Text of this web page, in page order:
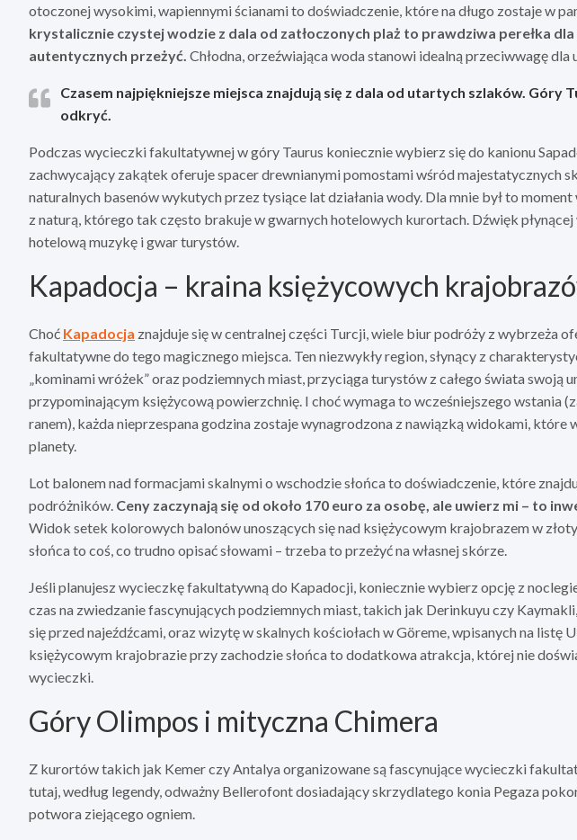
otoczonej wysokimi, wapiennymi ścianami to doświadczenie, które na długo zostaje w
krystalicznie czystej wodzie z dala od zatłoczonych plaż to prawdziwa perełka
autentycznych przeżyć. Chłodna, orzeźwiająca woda stanowi idealną przeciwwagę dla
Czasem najpiękniejsze miejsca znajdują się z dala od utartych szlaków.
odkryć.
Podczas wycieczki fakultatywnej w góry Taurus koniecznie wybierz się do kanionu
zachwycający zakątek oferuje spacer drewnianymi pomostami wśród majestatycznych
naturalnych basenów wykutych przez tysiące lat działania wody. Dla mnie był to
z naturą, którego tak często brakuje w gwarnych hotelowych kurortach. Dźwięk
hotelową muzykę i gwar turystów.
Kapadocja – kraina księżycowych
Choć Kapadocja znajduje się w centralnej części Turcji, wiele biur podróży z wybrzeża
fakultatywne do tego magicznego miejsca. Ten niezwykły region, słynący z
„kominami wróżek” oraz podziemnych miast, przyciąga turystów z całego świata swoją
przypominającym księżycową powierzchnię. I choć wymaga to wcześniejszego wstania
ranem), każda nieprzespana godzina zostaje wynagrodzona z nawiązką widokami, które
planety.
Lot balonem nad formacjami skalnymi o wschodzie słońca to doświadczenie, które
podróżników. Ceny zaczynają się od około 170 euro za osobę, ale uwierz mi – to
Widok setek kolorowych balonów unoszących się nad księżycowym krajobrazem w
słońca to coś, co trudno opisać słowami – trzeba to przeżyć na własnej skórze.
Jeśli planujesz wycieczkę fakultatywną do Kapadocji, koniecznie wybierz opcję z
czas na zwiedzanie fascynujących podziemnych miast, takich jak Derinkuyu czy
się przed najeźdźcami, oraz wizytę w skalnych kościołach w Göreme, wpisanych na listę
księżycowym krajobrazie przy zachodzie słońca to dodatkowa atrakcja, której nie
wycieczki.
Góry Olimpos i mityczna Chimera
Z kurortów takich jak Kemer czy Antalya organizowane są fascynujące wycieczki
tutaj, według legendy, odważny Bellerofont dosiadający skrzydlatego konia Pegaza
potwora ziejącego ogniem.